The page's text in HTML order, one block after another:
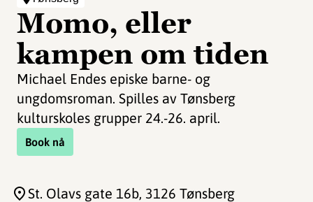
Momo, eller
kampen om tiden
Michael Endes episke barne- og
ungdomsroman. Spilles av Tønsberg
kulturskoles grupper 24.-26. april.
Book nå
St. Olavs gate 16b, 3126 Tønsberg